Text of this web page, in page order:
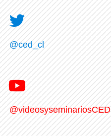
@ced_cl
@videosyseminariosCED